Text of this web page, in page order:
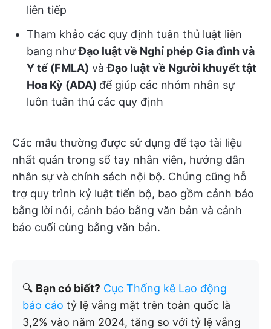
liên tiếp
Tham khảo các quy định tuân thủ luật liên
bang nhưĐạo luật về Nghỉ phép Gia đình và
Y tế (FMLA) vàĐạo luật về Người khuyết tật
Hoa Kỳ (ADA) để giúp các nhóm nhân sự
luôn tuân thủ các quy định
Các mẫu thường được sử dụng để tạo tài liệu
nhất quán trong sổ tay nhân viên, hướng dẫn
nhân sự và chính sách nội bộ. Chúng cũng hỗ
trợ quy trình kỷ luật tiến bộ, bao gồm cảnh báo
bằng lời nói, cảnh báo bằng văn bản và cảnh
báo cuối cùng bằng văn bản.
🔍 Bạn có biết? Cục Thống kê Lao động
báo cáo tỷ lệ vắng mặt trên toàn quốc là
3,2% vào năm 2024, tăng so với tỷ lệ vắng